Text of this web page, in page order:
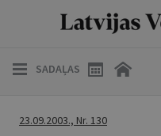
SADAĻAS
23.09.2003., Nr. 130